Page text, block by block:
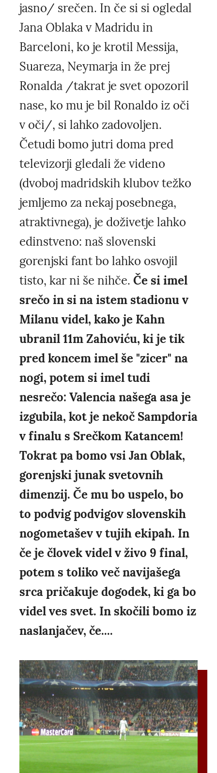
jasno/ srečen. In če si si ogledal
Jana Oblaka v Madridu in
Barceloni, ko je krotil Messija,
Suareza, Neymarja in že prej
Ronalda /takrat je svet opozoril
nase, ko mu je bil Ronaldo iz oči
v oči/, si lahko zadovoljen.
Četudi bomo jutri doma pred
televizorji gledali že videno
(dvoboj madridskih klubov težko
jemljemo za nekaj posebnega,
atraktivnega), je doživetje lahko
edinstveno: naš slovenski
gorenjski fant bo lahko osvojil
tisto, kar ni še nihče. Če si imel
srečo in si na istem stadionu v
Milanu videl, kako je Kahn
ubranil 11m Zahoviću, ki je tik
pred koncem imel še "zicer" na
nogi, potem si imel tudi
nesrečo: Valencia našega asa je
izgubila, kot je nekoč Sampdoria
v finalu s Srečkom Katancem!
Tokrat pa bomo vsi Jan Oblak,
gorenjski junak svetovnih
dimenzij. Če mu bo uspelo, bo
to podvig podvigov slovenskih
nogometašev v tujih ekipah. In
če je človek videl v živo 9 final,
potem s toliko več navijašega
srca pričakuje dogodek, ki ga bo
videl ves svet. In skočili bomo iz
naslanjačev, če....